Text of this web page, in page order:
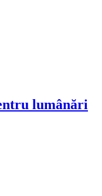
lumânări